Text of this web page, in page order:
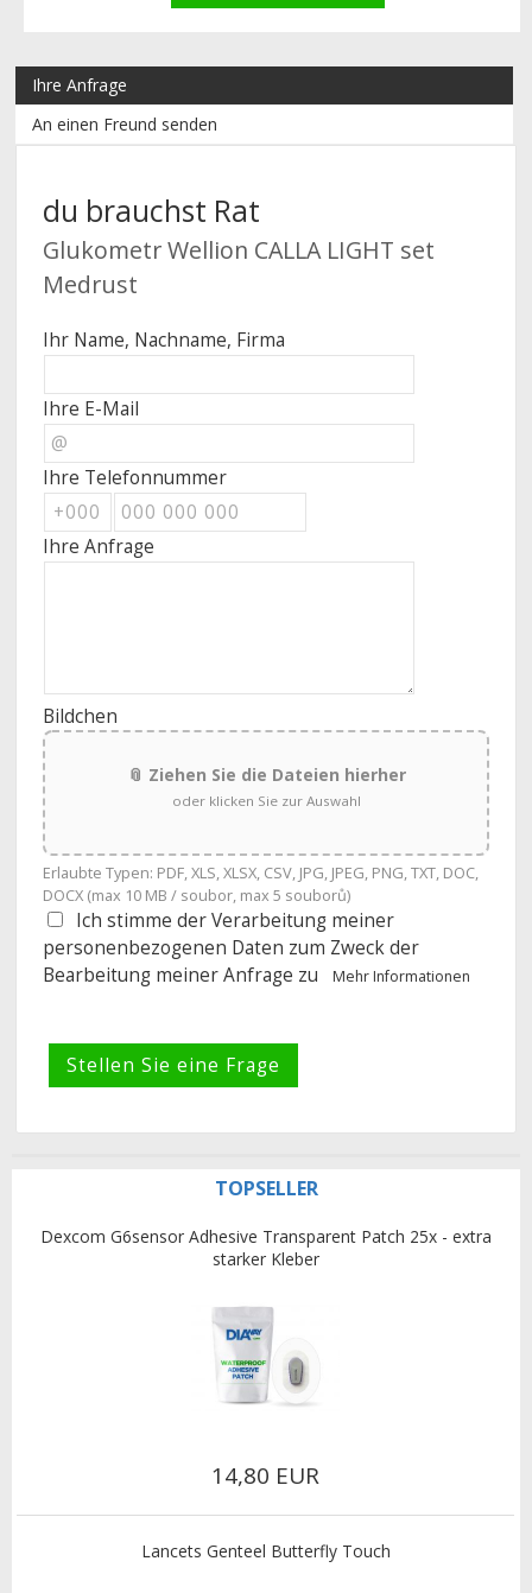
Ihre Anfrage
An einen Freund senden
du brauchst Rat
Glukometr Wellion CALLA LIGHT set
Medrust
Ihr Name, Nachname, Firma
Ihre E-Mail
Ihre Telefonnummer
Ihre Anfrage
Bildchen
📎 Ziehen Sie die Dateien hierher
oder klicken Sie zur Auswahl
Erlaubte Typen: PDF, XLS, XLSX, CSV, JPG, JPEG, PNG, TXT, DOC,
DOCX (max 10 MB / soubor, max 5 souborů)
Ich stimme der Verarbeitung meiner
personenbezogenen Daten zum Zweck der
Bearbeitung meiner Anfrage zu
Mehr Informationen
TOPSELLER
Dexcom G6sensor Adhesive Transparent Patch 25x - extra
starker Kleber
14,80 EUR
Lancets Genteel Butterfly Touch